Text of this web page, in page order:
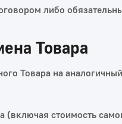
либо
Товара
Товара на
стоимость